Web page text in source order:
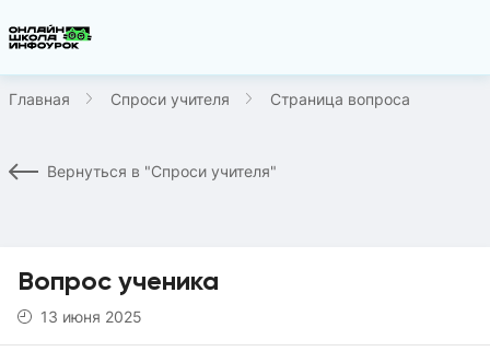
Главная Спроси учителя Страница вопроса
Вернуться в "Спроси учителя"
Вопрос ученика
13 июня 2025